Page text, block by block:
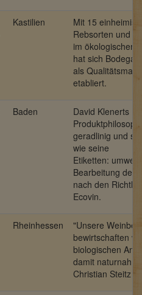
Kastilien
Mit 15
Rebsorten und
im ökologischen
hat sich
als
etabliert.
Baden
David Klenerts
geradlinig und
wie seine
Etiketten:
Bearbeitung der
nach den
Ecovin.
Rheinhessen
"Unsere
bewirtschaften
biologischen
damit naturnah."
Christian Steitz